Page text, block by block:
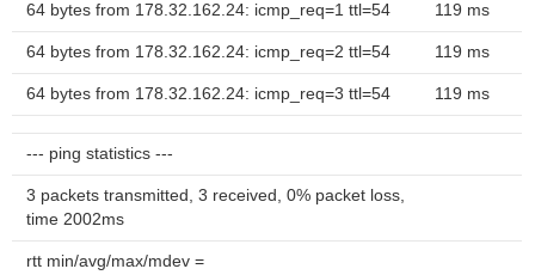
64 bytes from 178.32.162.24: icmp_req=1 ttl=54 119 ms
64 bytes from 178.32.162.24: icmp_req=2 ttl=54 119 ms
64 bytes from 178.32.162.24: icmp_req=3 ttl=54 119 ms
--- ping statistics ---
3 packets transmitted, 3 received, 0% packet loss,
time 2002ms
rtt min/avg/max/mdev =